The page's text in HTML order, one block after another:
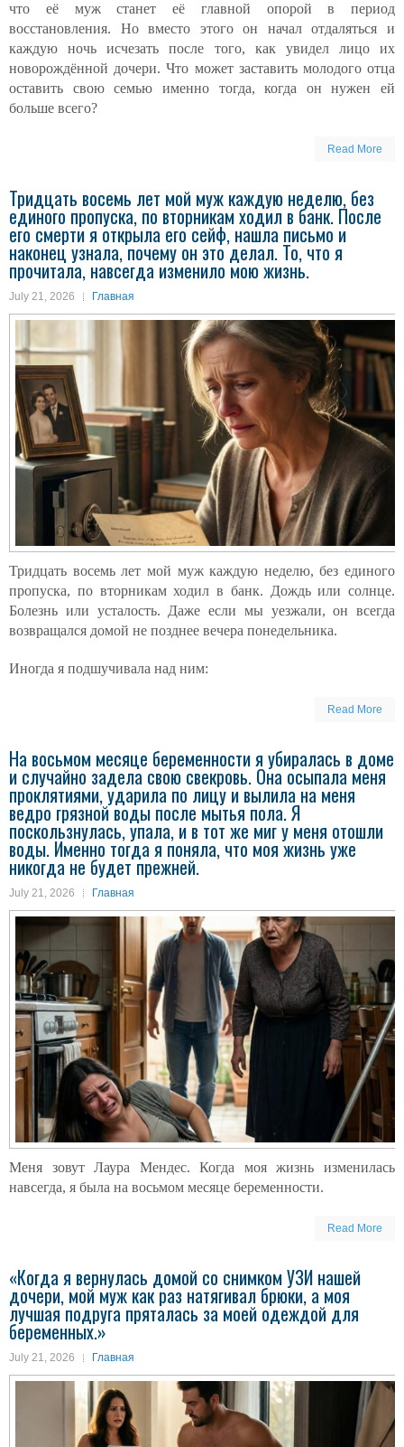
что её муж станет её главной опорой в период
восстановления. Но вместо этого он начал отдаляться и
каждую ночь исчезать после того, как увидел лицо их
новорождённой дочери. Что может заставить молодого отца
оставить свою семью именно тогда, когда он нужен ей
больше всего?
Read More
Тридцать восемь лет мой муж каждую неделю, без
единого пропуска, по вторникам ходил в банк. После
его смерти я открыла его сейф, нашла письмо и
наконец узнала, почему он это делал. То, что я
прочитала, навсегда изменило мою жизнь.
July 21, 2026 Главная
Тридцать восемь лет мой муж каждую неделю, без единого
пропуска, по вторникам ходил в банк. Дождь или солнце.
Болезнь или усталость. Даже если мы уезжали, он всегда
возвращался домой не позднее вечера понедельника.
Иногда я подшучивала над ним:
Read More
На восьмом месяце беременности я убиралась в доме
и случайно задела свою свекровь. Она осыпала меня
проклятиями, ударила по лицу и вылила на меня
ведро грязной воды после мытья пола. Я
поскользнулась, упала, и в тот же миг у меня отошли
воды. Именно тогда я поняла, что моя жизнь уже
никогда не будет прежней.
July 21, 2026 Главная
Меня зовут Лаура Мендес. Когда моя жизнь изменилась
навсегда, я была на восьмом месяце беременности.
Read More
«Когда я вернулась домой со снимком УЗИ нашей
дочери, мой муж как раз натягивал брюки, а моя
лучшая подруга пряталась за моей одеждой для
беременных.»
July 21, 2026 Главная